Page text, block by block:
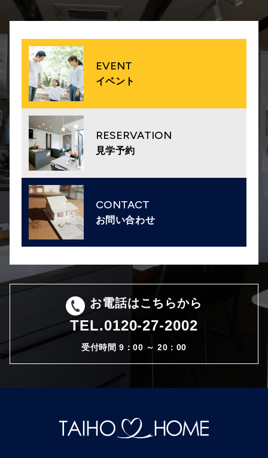
EVENT
イベント
RESERVATION
見学予約
CONTACT
お問い合わせ
お電話はこちらから
TEL.0120-27-2002
受付時間 9：00 ～ 20：00